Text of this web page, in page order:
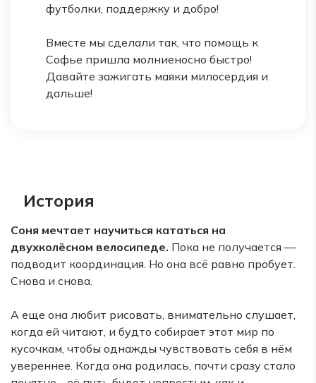
футболки, поддержку и добро!
Вместе мы сделали так, что помощь к
Софье пришла молниеносно быстро!
Давайте зажигать маяки милосердия и
дальше!
История
Соня мечтает научиться кататься на
двухколёсном велосипеде. Пока не получается —
подводит координация. Но она всё равно пробует.
Снова и снова.
А еще она любит рисовать, внимательно слушает,
когда ей читают, и будто собирает этот мир по
кусочкам, чтобы однажды чувствовать себя в нём
увереннее. Когда она родилась, почти сразу стало